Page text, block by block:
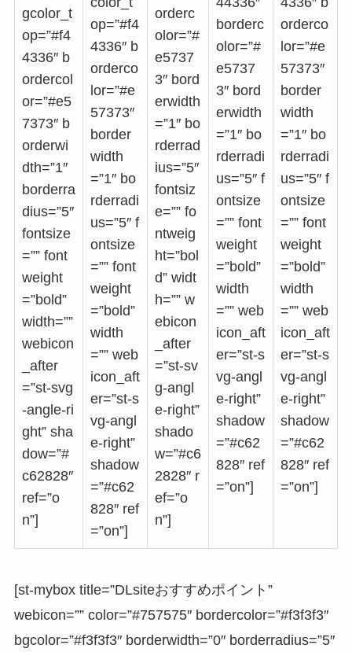
gcolor_t
op=”#f4
4336″ b
ordercol
or=”#e5
7373″ b
orderwi
dth=”1″
borderra
dius=”5″
fontsize
=”” font
weight
=”bold”
width=””
webicon
_after
=”st-svg
-angle-ri
ght” sha
dow=”#
c62828″
ref=”o
n”]
op=”#f4
4336″ b
orderco
lor=”#e
57373″
border
width
=”1″ bo
rderradi
us=”5″ f
ontsize
=”” font
weight
=”bold”
width
=”” web
icon_aft
er=”st-s
vg-angl
e-right”
shadow
=”#c62
828″ ref
=”on”]
orderc
olor=”#
e5737
3″ bord
erwidth
=”1″ bo
rderrad
ius=”5″
fontsiz
e=”” fo
ntweig
ht=”bol
d” widt
h=”” w
ebicon
_after
=”st-sv
g-angl
e-right”
shado
w=”#c6
2828″ r
ef=”o
n”]
borderc
olor=”#
e5737
3″ bord
erwidth
=”1″ bo
rderradi
us=”5″ f
ontsize
=”” font
weight
=”bold”
width
=”” web
icon_aft
er=”st-s
vg-angl
e-right”
shadow
=”#c62
828″ ref
=”on”]
orderco
lor=”#e
57373″
border
width
=”1″ bo
rderradi
us=”5″ f
ontsize
=”” font
weight
=”bold”
width
=”” web
icon_aft
er=”st-s
vg-angl
e-right”
shadow
=”#c62
828″ ref
=”on”]
[st-mybox title=”DLsiteおすすめポイント”
webicon=”” color=”#757575″ bordercolor=”#f3f3f3″
bgcolor=”#f3f3f3″ borderwidth=”0″ borderradius=”5″